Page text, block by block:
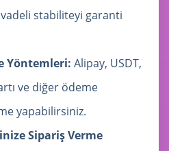
stabiliteyi garanti
Yöntemleri: Alipay, USDT,
ve diğer ödeme
yapabilirsiniz.
Sipariş Verme